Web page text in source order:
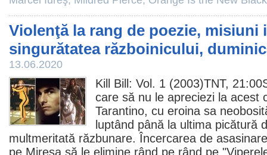
Violenţă la rang de poezie, misiuni
singurătatea războinicului,
13.06.2020
Kill Bill: Vol. 1 (2003)TNT,
care să nu le apreciezi la acest
Tarantino, cu eroina sa
luptând până la ultima picătură
multmeritată răzbunare. Încercarea de
pe Miresa să le elimine rând pe rând pe